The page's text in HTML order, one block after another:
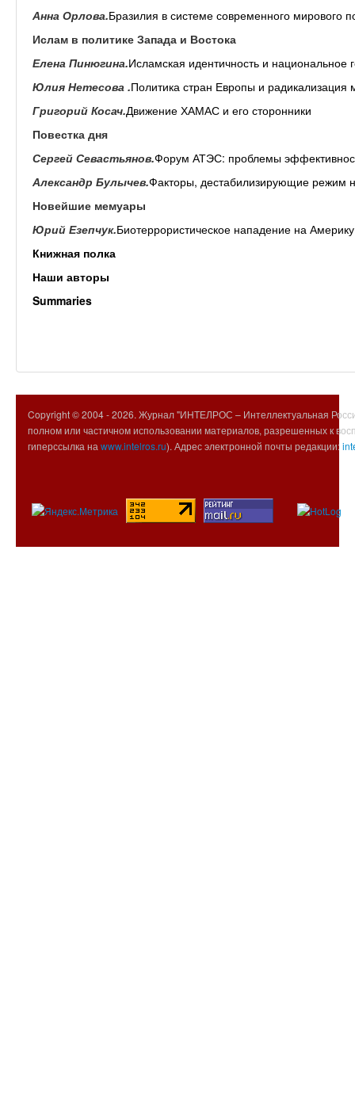
Анна Орлова.Бразилия в системе современного мирового
Ислам в политике Запада и Востока
Елена Пинюгина.Исламская идентичность и национальное
Юлия Нетесова .Политика стран Европы и радикализация
Григорий Косач.Движение ХАМАС и его сторонники
Повестка дня
Сергей Севастьянов.Форум АТЭС: проблемы
Александр Булычев.Факторы, дестабилизирующие режим
Новейшие мемуары
Юрий Езепчук.Биотеррористическое нападение на Америку
Книжная полка
Наши авторы
Summaries
Copyright © 2004 -2026. Журнал "ИНТЕЛРОС – Интеллектуальная
полном или частичном использовании материалов, разрешенных к
гиперссылка на www.intelros.ru). Адрес электронной почты редакции: